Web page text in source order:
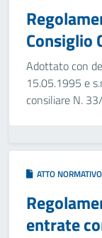
Consiglio
Adottato con
15.05.1995 e
consiliare N.
ATTO NORMATIVO
entrate